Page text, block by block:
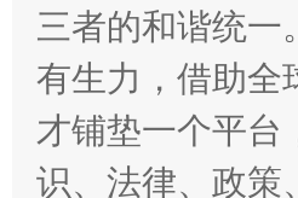
三者的和谐统一
有生力，借助全
才铺垫一个平台
识、法律、政策